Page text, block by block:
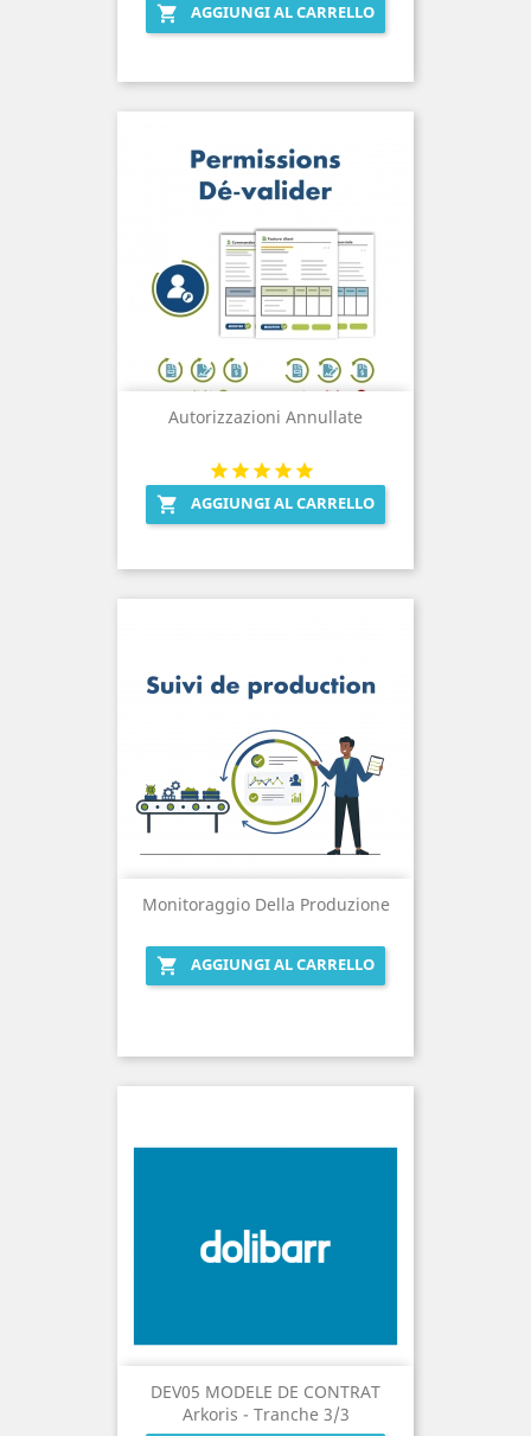

AGGIUNGI AL CARRELLO
Autorizzazioni Annullate
 AGGIUNGI AL CARRELLO
Monitoraggio Della Produzione
 AGGIUNGI AL CARRELLO
DEV05 MODELE DE CONTRAT
Arkoris - Tranche 3/3